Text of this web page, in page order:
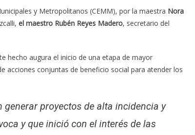
y Metropolitanos (CEMM), por la maestra Nora
el maestro Rubén Reyes Madero, secretario del
hecho augura el inicio de una etapa de mayor
acciones conjuntas de beneficio social para atender los
proyectos de alta incidencia y
y que inició con el interés de las